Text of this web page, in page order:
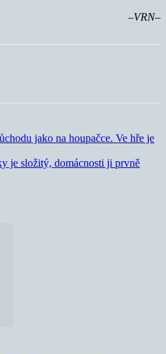
–VRN–
jako na houpačce. Ve hře je
je složitý, domácnosti ji prvně